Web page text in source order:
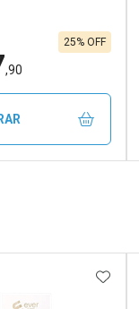
,90
25% OFF
FAVORITOS